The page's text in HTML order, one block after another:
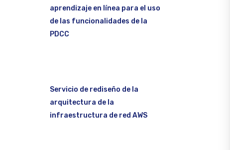
aprendizaje en línea para el uso
de las funcionalidades de la
PDCC
Servicio de rediseño de la
arquitectura de la
infraestructura de red AWS